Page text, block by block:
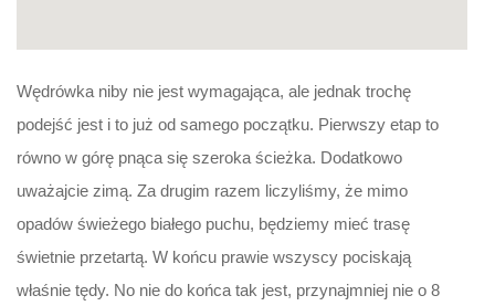
Wędrówka niby nie jest wymagająca, ale jednak trochę
podejść jest i to już od samego początku. Pierwszy etap to
równo w górę pnąca się szeroka ścieżka. Dodatkowo
uważajcie zimą. Za drugim razem liczyliśmy, że mimo
opadów świeżego białego puchu, będziemy mieć trasę
świetnie przetartą. W końcu prawie wszyscy pociskają
właśnie tędy. No nie do końca tak jest, przynajmniej nie o 8